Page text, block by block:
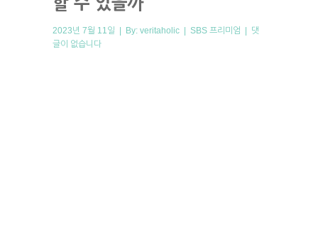
2023년 7월 11일 | By: veritaholic | SBS 프리미엄 | 댓
글이 없습니다